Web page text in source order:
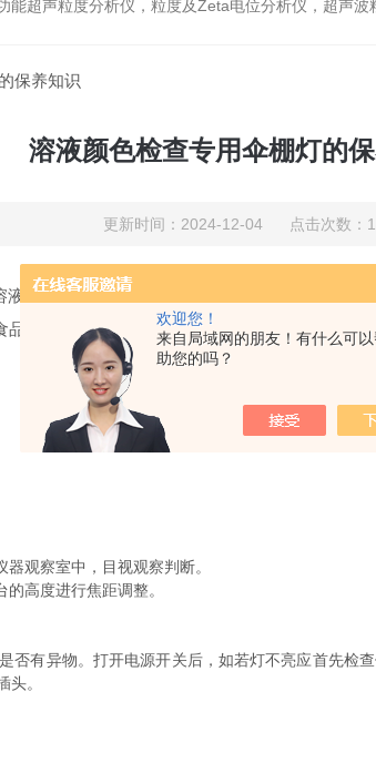
欢迎您！
来自局域网的朋友！有什么可
助您的吗？
电位分析仪，超声波粒度仪，澄清度检查专用伞棚灯，伞棚灯，超声粒度仪超声
保养知识
溶液颜色检查专用伞棚灯的
更新时间：2024-12-04 点击次数：
液颜色检查法研发设计而成，其技术指标符合中
、饮用水、环保等领域。
观察室中，目视观察判断。
高度进行焦距调整。
否有异物。打开电源开关后，如若灯不亮应首先检
。